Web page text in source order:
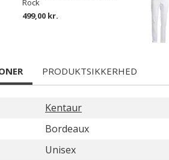
Rock
499,00 kr.
PRODUKTSIKKERHED
Kentaur
Bordeaux
Unisex